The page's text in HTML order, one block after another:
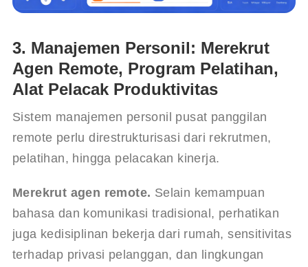
3. Manajemen Personil: Merekrut
Agen Remote, Program Pelatihan,
Alat Pelacak Produktivitas
Sistem manajemen personil pusat panggilan
remote perlu direstrukturisasi dari rekrutmen,
pelatihan, hingga pelacakan kinerja.
Merekrut agen remote. Selain kemampuan
bahasa dan komunikasi tradisional, perhatikan
juga kedisiplinan bekerja dari rumah, sensitivitas
terhadap privasi pelanggan, dan lingkungan